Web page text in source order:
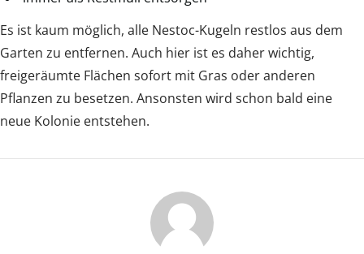
Es ist kaum möglich, alle Nestoc-Kugeln restlos aus dem
Garten zu entfernen. Auch hier ist es daher wichtig,
freigeräumte Flächen sofort mit Gras oder anderen
Pflanzen zu besetzen. Ansonsten wird schon bald eine
neue Kolonie entstehen.